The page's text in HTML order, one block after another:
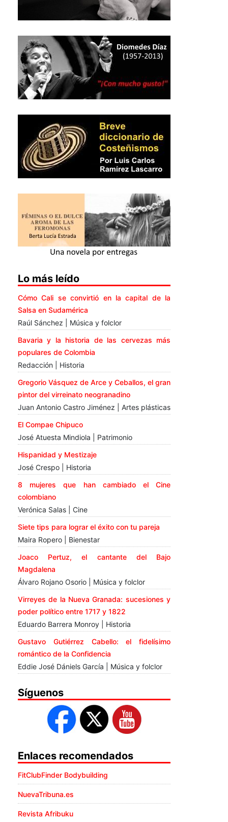
Lo más leído
Cómo Cali se convirtió en la capital de la
Salsa en Sudamérica
Raúl Sánchez | Música y folclor
Bavaria y la historia de las cervezas más
populares de Colombia
Redacción | Historia
Gregorio Vásquez de Arce y Ceballos, el gran
pintor del virreinato neogranadino
Juan Antonio Castro Jiménez | Artes plásticas
El Compae Chipuco
José Atuesta Mindiola | Patrimonio
Hispanidad y Mestizaje
José Crespo | Historia
8 mujeres que han cambiado el Cine
colombiano
Verónica Salas | Cine
Siete tips para lograr el éxito con tu pareja
Maira Ropero | Bienestar
Joaco Pertuz, el cantante del Bajo
Magdalena
Álvaro Rojano Osorio | Música y folclor
Virreyes de la Nueva Granada: sucesiones y
poder político entre 1717 y 1822
Eduardo Barrera Monroy | Historia
Gustavo Gutiérrez Cabello: el fidelísimo
romántico de la Confidencia
Eddie José Dániels García | Música y folclor
Síguenos
Enlaces recomendados
FitClubFinder Bodybuilding
NuevaTribuna.es
Revista Afribuku